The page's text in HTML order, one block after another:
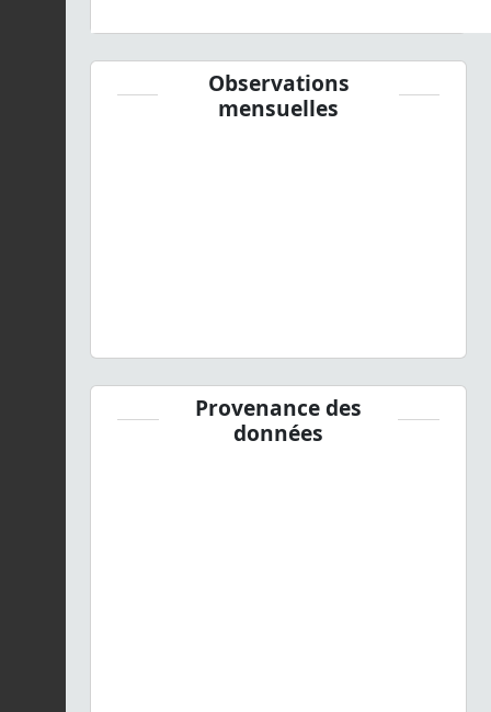
Observations
mensuelles
Provenance des
données